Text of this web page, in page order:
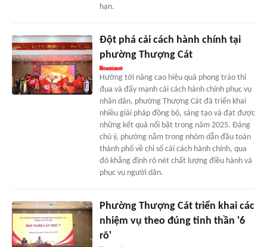
hạn.
Đột phá cải cách hành chính tại
phường Thượng Cát
Hướng tới nâng cao hiệu quả phong trào thi
đua và đẩy mạnh cải cách hành chính phục vụ
nhân dân, phường Thượng Cát đã triển khai
nhiều giải pháp đồng bộ, sáng tạo và đạt được
những kết quả nổi bật trong năm 2025. Đáng
chú ý, phường nằm trong nhóm dẫn đầu toàn
thành phố về chỉ số cải cách hành chính, qua
đó khẳng định rõ nét chất lượng điều hành và
phục vụ người dân.
Phường Thượng Cát triển khai các
nhiệm vụ theo đúng tinh thần '6
rõ'